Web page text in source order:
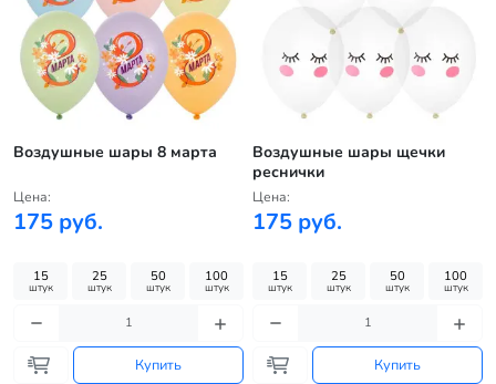
Воздушные шары 8 марта
Цена:
175 руб.
15
штук
25
штук
50
штук
100
штук
Купить
Воздушные шары щечки
реснички
Цена:
175 руб.
15
штук
25
штук
50
штук
100
штук
Купить